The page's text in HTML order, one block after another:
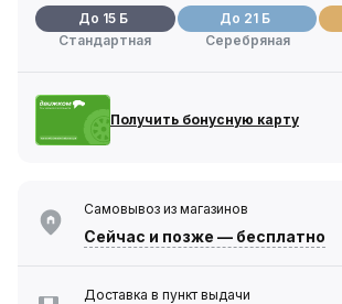
До 15 Б
Стандартная
До 21 Б
Серебряная
Получить бонусную карту
Самовывоз из магазинов
Сейчас и позже — бесплатно
Доставка в пункт выдачи